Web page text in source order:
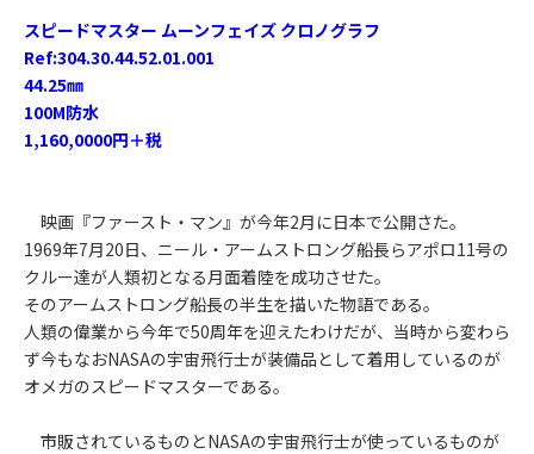
スピードマスター ムーンフェイズ クロノグラフ
Ref:304.30.44.52.01.001
44.25㎜
100M防水
1,160,0000円＋税
映画『ファースト・マン』が今年2月に日本で公開さた。
1969年7月20日、ニール・アームストロング船長らアポロ11号の
クルー達が人類初となる月面着陸を成功させた。
そのアームストロング船長の半生を描いた物語である。
人類の偉業から今年で50周年を迎えたわけだが、当時から変わら
ず今もなおNASAの宇宙飛行士が装備品として着用しているのが
オメガのスピードマスターである。
市販されているものとNASAの宇宙飛行士が使っているものが